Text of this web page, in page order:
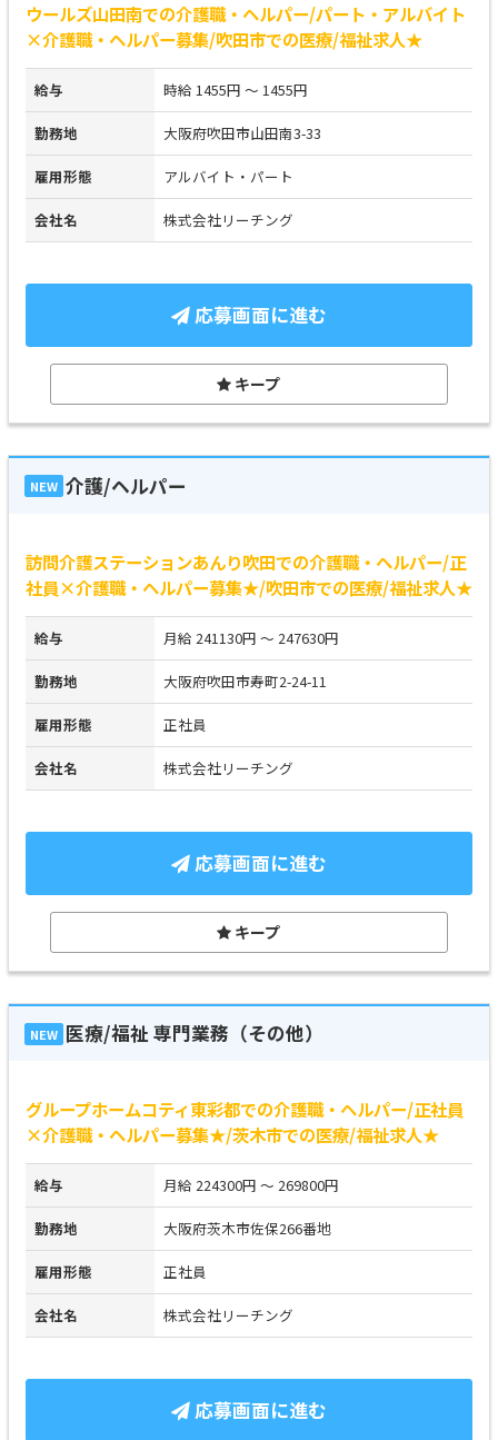
ウールズ山田南での介護職・ヘルパー/パート・アルバイト
×介護職・ヘルパー募集/吹田市での医療/福祉求人★
給与 時給 1455円 ～ 1455円
勤務地 大阪府吹田市山田南3-33
雇用形態 アルバイト・パート
会社名 株式会社リーチング
応募画面に進む
キープ
NEW 介護/ヘルパー
訪問介護ステーションあんり吹田での介護職・ヘルパー/正
社員×介護職・ヘルパー募集★/吹田市での医療/福祉求人★
給与 月給 241130円 ～ 247630円
勤務地 大阪府吹田市寿町2-24-11
雇用形態 正社員
会社名 株式会社リーチング
応募画面に進む
キープ
NEW 医療/福祉 専門業務（その他）
グループホームコティ東彩都での介護職・ヘルパー/正社員
×介護職・ヘルパー募集★/茨木市での医療/福祉求人★
給与 月給 224300円 ～ 269800円
勤務地 大阪府茨木市佐保266番地
雇用形態 正社員
会社名 株式会社リーチング
応募画面に進む